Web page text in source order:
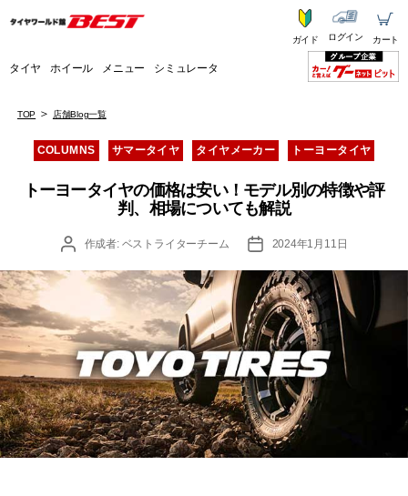
タイヤ ホイール メニュー シミュレータ
ガイド ログイン カート
TOP 店舗Blog一覧
カ
テ
リ
ー
COLUMNS サマータイヤ タイヤメーカー トーヨータイヤ
トーヨータイヤの価格は安い！モデル別の特徴や評
判、相場についても解説
投
者
作成者: ベストライターチーム
投
2024年1月11日